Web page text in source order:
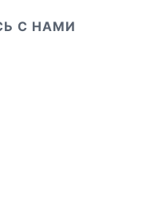
С НАМИ